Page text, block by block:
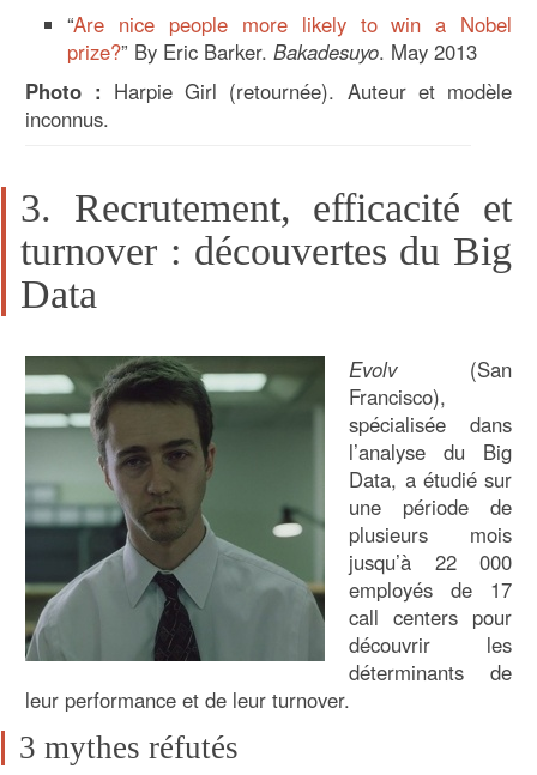
“Are nice people more likely to win a Nobel
prize?” By Eric Barker.Bakadesuyo. May 2013
Photo : Harpie Girl (retournée). Auteur et modèle
inconnus.
3. Recrutement, efficacité et
turnover : découvertes du Big
Data
Evolv(San
Francisco),
spécialisée dans
l’analyse du Big
Data, a étudié sur
une période de
plusieurs mois
jusqu’à 22 000
employés de 17
call centers pour
découvrir les
déterminants de
leur performance et de leur turnover.
3 mythes réfutés